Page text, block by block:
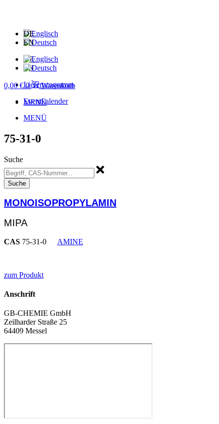
DE
EN
0,00€ 0
Warenkorb
MENÜ
DE
EN
Lieferprogramm
Eventkalender
MENÜ
75-31-0
Suche
Suche
MONOISOPROPYLAMIN
MIPA
CAS 75-31-0 AMINE
zum Produkt
Anschrift
GB-CHEMIE GmbH
Zeilharder Straße 25
64409 Messel